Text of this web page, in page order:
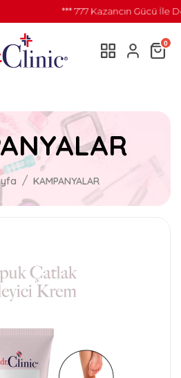
*** 777 Kazancın Gücü İle
0
KAMPANYALAR